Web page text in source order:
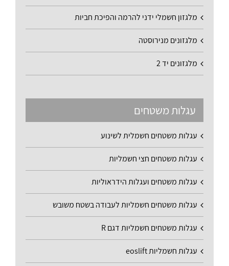
מלגזון חשמלי ידני להרמה והפיכת חביות
מלגזונים מנירוסטה
מלגזונים יד 2
עגלות משטחים
עגלות משטחים חשמלית לשינוע
עגלות משטחים חצי חשמליות
עגלות משטחים ועגלות הידראוליות
עגלות משטחים חשמליות לעבודה בשטח משובש
עגלות משטחים חשמליות דגם R
עגלות חשמליות eoslift